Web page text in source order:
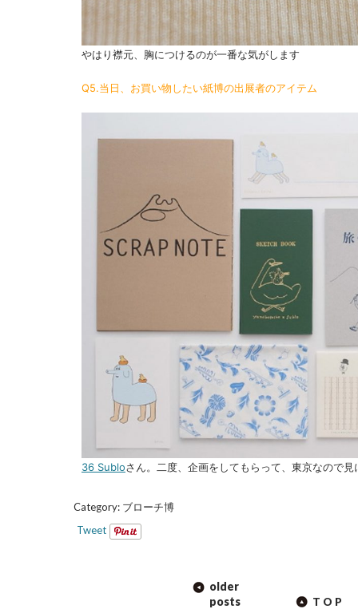
やはり襟元、胸につけるのが一番な気がします
Q5.当日、お買い物したい紙博の出展者のアイテム
36 Subloさん。二度、企画をしてもらって、東京なので
Category: ブローチ博
Tweet
older
posts
TOP